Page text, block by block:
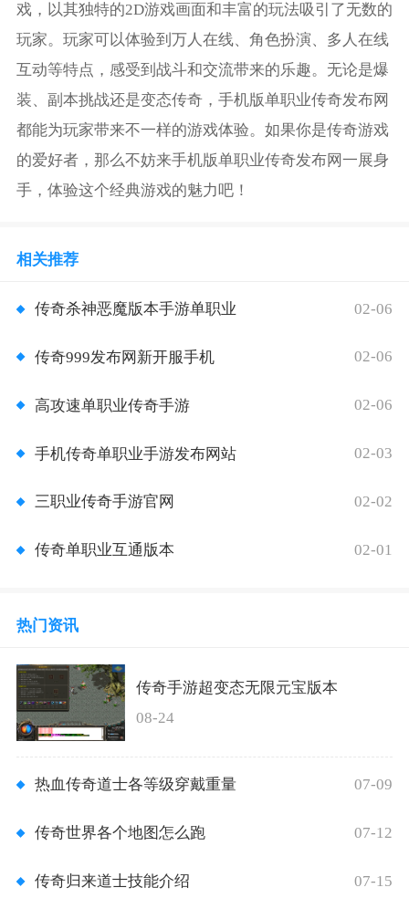
戏，以其独特的2D游戏画面和丰富的玩法吸引了无数的
玩家。玩家可以体验到万人在线、角色扮演、多人在线
互动等特点，感受到战斗和交流带来的乐趣。无论是爆
装、副本挑战还是变态传奇，手机版单职业传奇发布网
都能为玩家带来不一样的游戏体验。如果你是传奇游戏
的爱好者，那么不妨来手机版单职业传奇发布网一展身
手，体验这个经典游戏的魅力吧！
相关推荐
传奇杀神恶魔版本手游单职业 02-06
传奇999发布网新开服手机 02-06
高攻速单职业传奇手游 02-06
手机传奇单职业手游发布网站 02-03
三职业传奇手游官网 02-02
传奇单职业互通版本 02-01
热门资讯
传奇手游超变态无限元宝版本
08-24
热血传奇道士各等级穿戴重量 07-09
传奇世界各个地图怎么跑 07-12
传奇归来道士技能介绍 07-15